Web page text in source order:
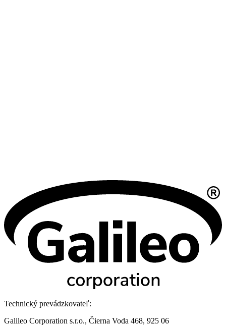
Technický prevádzkovateľ:
Galileo Corporation s.r.o., Čierna Voda 468, 925 06